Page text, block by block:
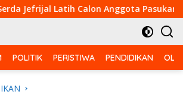
Latih Calon Anggota Pasukan Pengibar
POLITIK PERISTIWA PENDIDIKAN